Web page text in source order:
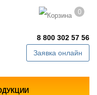
0
8 800 302 57 56
Заявка онлайн